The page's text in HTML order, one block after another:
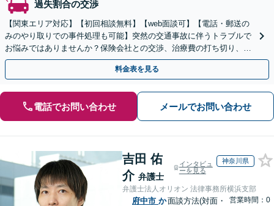
過失割合の交渉
【関東エリア対応】【初回相談無料】【web面談可】【電話・郵送の
みのやり取りでの事件処理も可能】突然の交通事故に伴うトラブルで
お悩みではありませんか？保険会社との交渉、治療費の打ち切り、後
遺障害等級認定など、幅広くサポートいたします。
料金表を見る
電話でお問い合わせ メールでお問い合わせ
吉田 佑
介 弁護士
インタビュ
ーを見る
神奈川県
弁護士法人オリオン 法律事務所横浜支部
府中市 か面談方法(対面・
営業時間：0